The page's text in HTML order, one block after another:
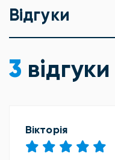
Відгуки
3 відгуки
Вікторія